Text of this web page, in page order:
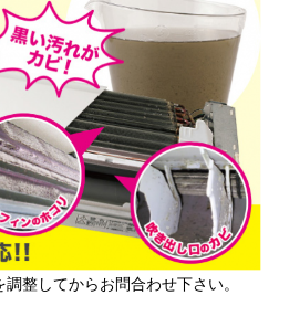
整してからお問合わせ下さい。